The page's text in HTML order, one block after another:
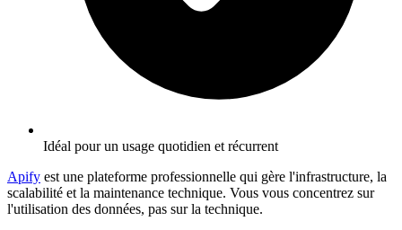
Idéal pour un usage quotidien et récurrent
Apify est une plateforme professionnelle qui gère l'infrastructure, la
scalabilité et la maintenance technique. Vous vous concentrez sur
l'utilisation des données, pas sur la technique.